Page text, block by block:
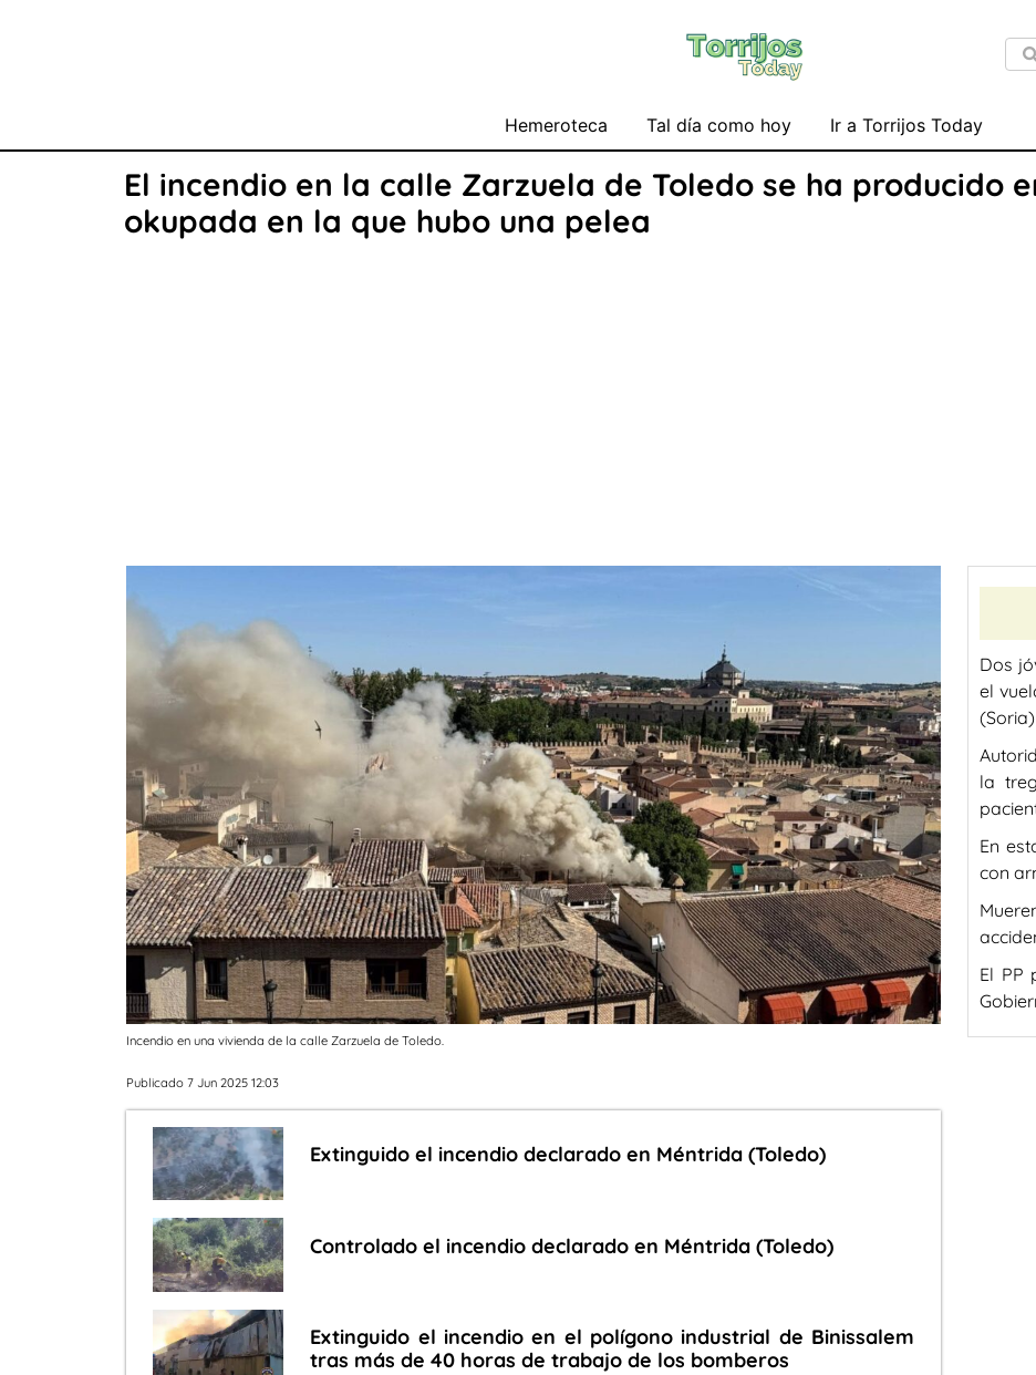
Hemeroteca Tal día como hoy Ir a Torrijos Today
El incendio en la calle Zarzuela de Toledo se ha producido
okupada en la que hubo una pelea
Incendio en una vivienda de la calle Zarzuela de Toledo.
Publicado 7 Jun 2025 12:03
Extinguido el incendio declarado en Méntrida (Toledo)
Controlado el incendio declarado en Méntrida (Toledo)
Extinguido el incendio en el polígono industrial de Binissalem
tras más de 40 horas de trabajo de los bomberos
Dos
el
(Soria)
la
En
con
El PP